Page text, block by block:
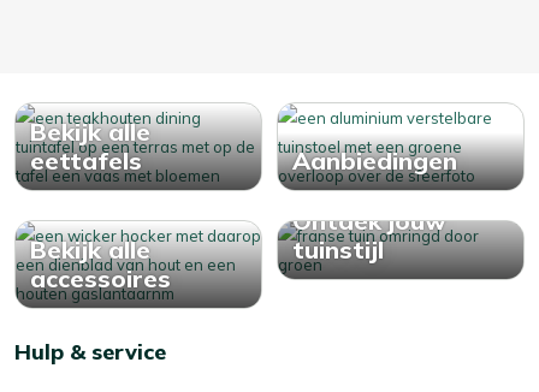
Bekijk alle
eettafels
Aanbiedingen
Bekijk alle
accessoires
Ontdek jouw
tuinstijl
Hulp & service